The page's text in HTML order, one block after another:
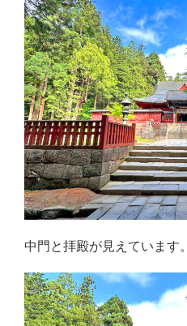
中門と拝殿が見えています。